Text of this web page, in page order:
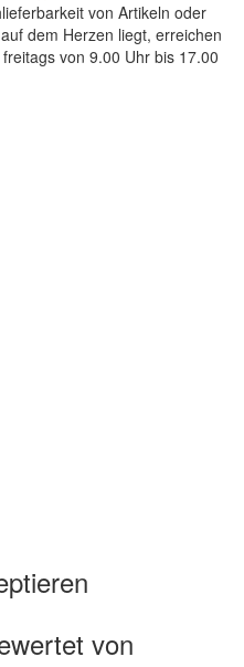
von Artikeln oder
dem Herzen liegt, erreichen
von 9.00 Uhr bis 17.00
von